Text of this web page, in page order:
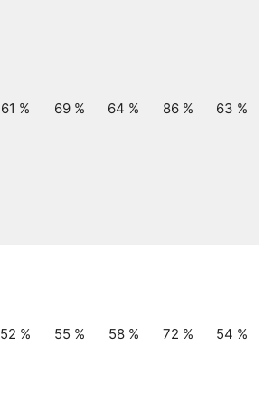
61 % 69 % 64 % 86 % 63 %
52 % 55 % 58 % 72 % 54 %